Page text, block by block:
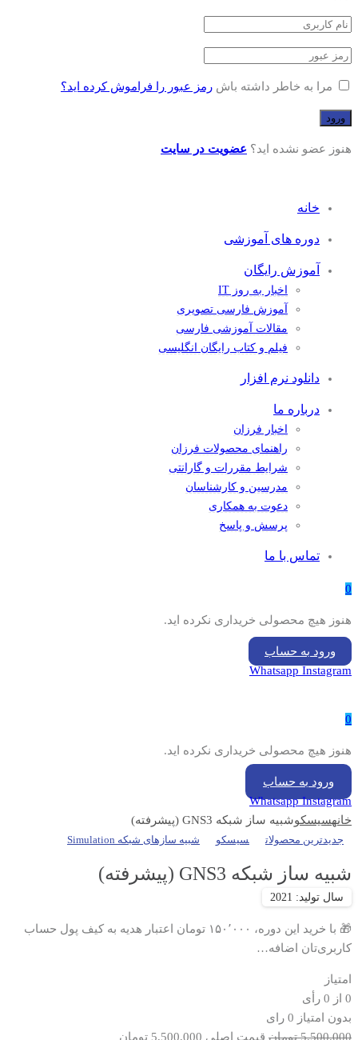
مرا به خاطر داشته باش رمز عبور را فراموش کرده اید؟
هنوز عضو نشده اید؟ عضویت در سایت
خانه
دوره های آموزشی
آموزش رایگان
اخبار به روز IT
آموزش فارسی تصویری
مقالات آموزشی فارسی
فیلم و کتاب رایگان انگلیسی
دانلود نرم افزار
درباره ما
اخبار فرزان
راهنمای محصولات فرزان
شرایط مقررات و گارانتی
مدرسین و کارشناسان
دعوت به همکاری
پرسش و پاسخ
تماس با ما
0
هنوز هیچ محصولی خریداری نکرده اید.
ورود به حساب
Whatsapp Instagram
0
هنوز هیچ محصولی خریداری نکرده اید.
ورود به حساب
Whatsapp Instagram
خانهسیسکوشبیه ساز شبکه GNS3 (پیشرفته)
جدیدترین محصولات سیسکو شبیه سازهای شبکه Simulation
شبیه ساز شبکه GNS3 (پیشرفته)
🎁 با خرید این دوره، ۱۵۰٬۰۰۰ تومان اعتبار هدیه به کیف پول حساب
کاربری‌تان اضافه…
امتیاز
0 از 0 رأی
بدون امتیاز 0 رای
5,500,000 تومان قیمت اصلی 5,500,000 تومان